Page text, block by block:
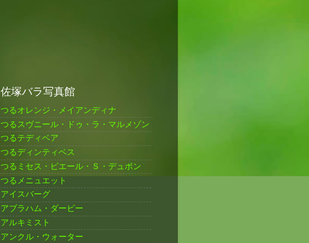
佐塚バラ写真館
つるオレンジ・メイアンディナ
つるスヴニール・ドゥ・ラ・マルメゾン
つるテディベア
つるディンティベス
つるミセス・ピエール・Ｓ・デュポン
つるメニュエット
アイスバーグ
アブラハム・ダービー
アルキミスト
アンクル・ウォーター